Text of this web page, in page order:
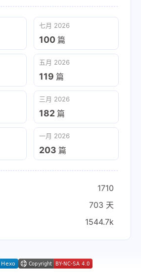
七月 2026
100 篇
五月 2026
119 篇
三月 2026
182 篇
一月 2026
203 篇
1710
703 天
1544.7k